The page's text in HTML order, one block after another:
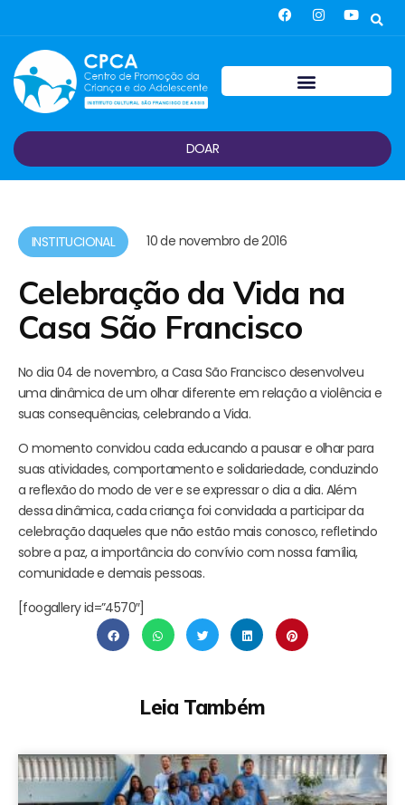
DOAR
INSTITUCIONAL 10 de novembro de 2016
Celebração da Vida na
Casa São Francisco
No dia 04 de novembro, a Casa São Francisco desenvolveu
uma dinâmica de um olhar diferente em relação a violência e
suas consequências, celebrando a Vida.
O momento convidou cada educando a pausar e olhar para
suas atividades, comportamento e solidariedade, conduzindo
a reflexão do modo de ver e se expressar o dia a dia. Além
dessa dinâmica, cada criança foi convidada a participar da
celebração daqueles que não estão mais conosco, refletindo
sobre a paz, a importância do convívio com nossa família,
comunidade e demais pessoas.
[foogallery id=”4570″]
Leia Também